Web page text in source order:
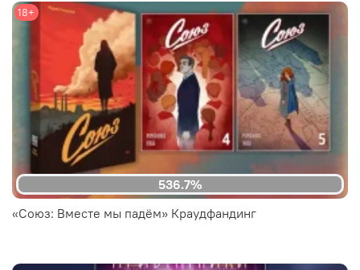
536.7%
18+
«Союз: Вместе мы падём» Краудфандинг